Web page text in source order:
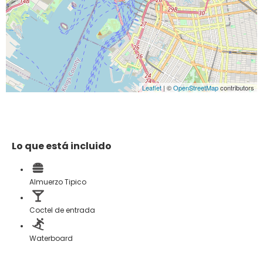
Leaflet| ©OpenStreetMapcontributors
Lo que está incluido
Almuerzo Tipico
Coctel de entrada
Waterboard